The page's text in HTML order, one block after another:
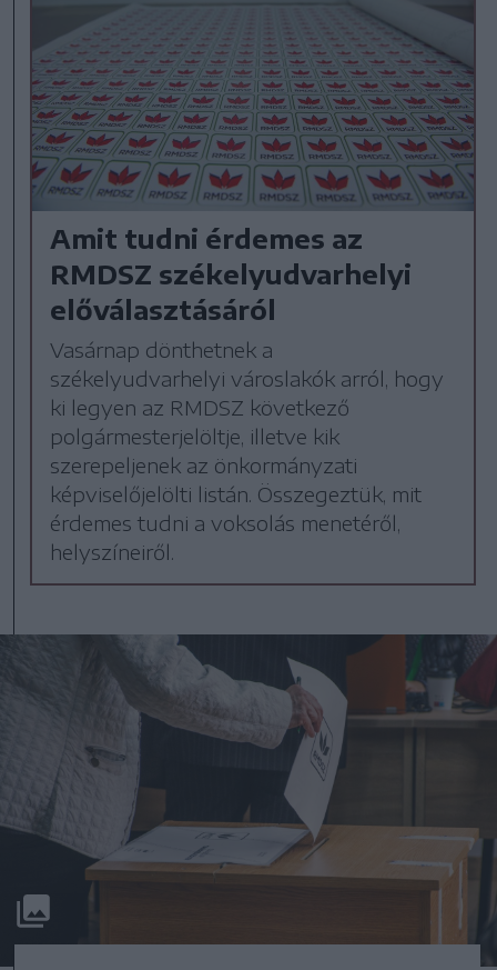
Amit tudni érdemes az
RMDSZ székelyudvarhelyi
előválasztásáról
Vasárnap dönthetnek a
székelyudvarhelyi városlakók arról, hogy
ki legyen az RMDSZ következő
polgármesterjelöltje, illetve kik
szerepeljenek az önkormányzati
képviselőjelölti listán. Összegeztük, mit
érdemes tudni a voksolás menetéről,
helyszíneiről.